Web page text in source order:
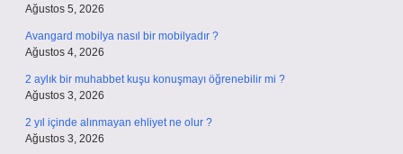
Ağustos 5, 2026
Avangard mobilya nasıl bir mobilyadır ?
Ağustos 4, 2026
2 aylık bir muhabbet kuşu konuşmayı öğrenebilir mi ?
Ağustos 3, 2026
2 yıl içinde alınmayan ehliyet ne olur ?
Ağustos 3, 2026